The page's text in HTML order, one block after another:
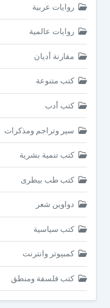
روايات عربية
روايات عالمية
مقارنة أديان
كتب متنوعة
كتب أدب
سير وتراجم ومذكرات
كتب تنمية بشرية
كتب طب بيطرى
دواوين شعر
كتب سياسية
كمبيوتر وانترنت
كتب فلسفة ومنطق